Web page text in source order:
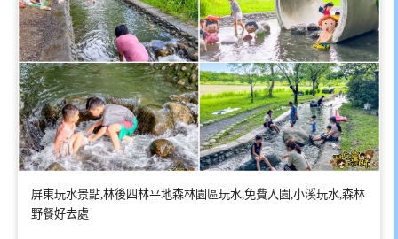
屏東玩水景點,林後四林平地森林園區玩水,免費入園,小溪玩水,森林
野餐好去處